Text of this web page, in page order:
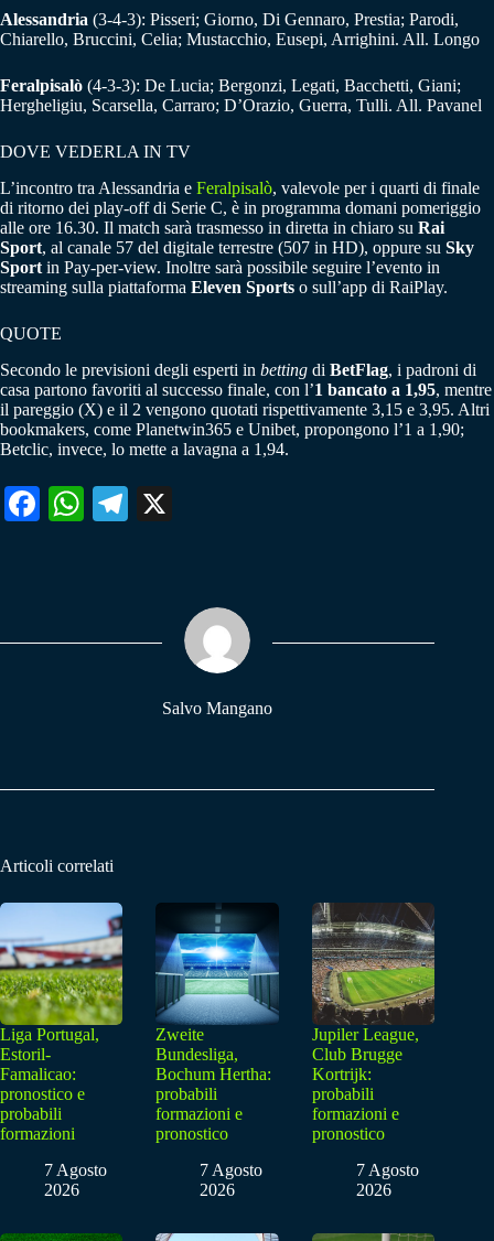
Alessandria (3-4-3): Pisseri; Giorno, Di Gennaro, Prestia; Parodi,
Chiarello, Bruccini, Celia; Mustacchio, Eusepi, Arrighini. All. Longo
Feralpisalò (4-3-3): De Lucia; Bergonzi, Legati, Bacchetti, Giani;
Hergheligiu, Scarsella, Carraro; D’Orazio, Guerra, Tulli. All. Pavanel
DOVE VEDERLA IN TV
L’incontro tra Alessandria e Feralpisalò, valevole per i quarti di finale
di ritorno dei play-off di Serie C, è in programma domani pomeriggio
alle ore 16.30. Il match sarà trasmesso in diretta in chiaro su Rai
Sport, al canale 57 del digitale terrestre (507 in HD), oppure su Sky
Sport in Pay-per-view. Inoltre sarà possibile seguire l’evento in
streaming sulla piattaforma Eleven Sports o sull’app di RaiPlay.
QUOTE
Secondo le previsioni degli esperti in betting di BetFlag, i padroni di
casa partono favoriti al successo finale, con l’1 bancato a 1,95, mentre
il pareggio (X) e il 2 vengono quotati rispettivamente 3,15 e 3,95. Altri
bookmakers, come Planetwin365 e Unibet, propongono l’1 a 1,90;
Betclic, invece, lo mette a lavagna a 1,94.
Fa W
pp
Te
m
Salvo Mangano
Articoli correlati
Liga Portugal,
Estoril-
Famalicao:
pronostico e
probabili
formazioni
7 Agosto
2026
Zweite
Bundesliga,
Bochum Hertha:
probabili
formazioni e
pronostico
7 Agosto
2026
Jupiler League,
Club Brugge
Kortrijk:
probabili
formazioni e
pronostico
7 Agosto
2026